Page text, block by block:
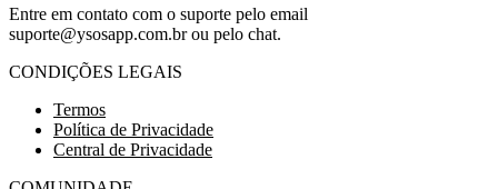
Entre em contato com o suporte pelo email
suporte@ysosapp.com.brou pelo chat.
CONDIÇÕES LEGAIS
Termos
Política de Privacidade
Central de Privacidade